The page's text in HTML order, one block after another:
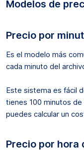
Modelos de
Precio por
Es el modelo más
cada minuto del
Este sistema es fácil
tienes 100 minutos de
puedes calcular un
Precio por hora